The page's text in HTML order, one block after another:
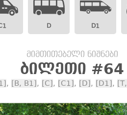
D D1
მიმთითებელი ნიშნები
ბილეთი #64
, [B, B1], [C], [C1], [D], [D1],